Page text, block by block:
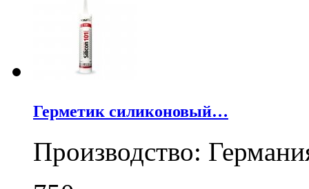
Герметик силиконовый…
Производство: